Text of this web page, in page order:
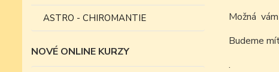
ASTRO - CHIROMANTIE
NOVÉ ONLINE KURZY
Možná
Budeme
.